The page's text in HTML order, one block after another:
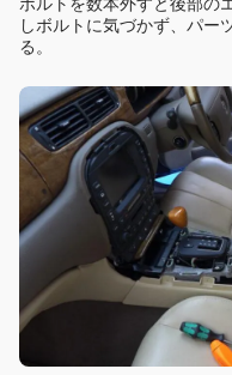
ボルトを数本外すと後部の
しボルトに気づかず、パー
る。